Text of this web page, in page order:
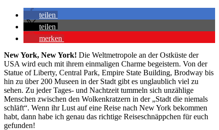
teilen
teilen
merken
New York, New York! Die Weltmetropole an der Ostküste der
USA wird euch mit ihrem einmaligen Charme begeistern. Von der
Statue of Liberty, Central Park, Empire State Building, Brodway bis
hin zu über 200 Museen in der Stadt gibt es unglaublich viel zu
sehen. Zu jeder Tages- und Nachtzeit tummeln sich unzählige
Menschen zwischen den Wolkenkratzern in der „Stadt die niemals
schläft“. Wenn ihr Lust auf eine Reise nach New York bekommen
habt, dann habe ich genau das richtige Reiseschnäppchen für euch
gefunden!